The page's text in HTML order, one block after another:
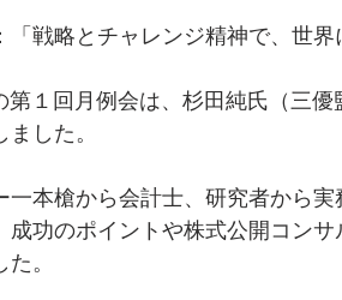
「戦略とチャレンジ精神で、世
第１回月例会は、杉田純氏（三
した。
一本槍から会計士、研究者から
成功のポイントや株式公開コン
。